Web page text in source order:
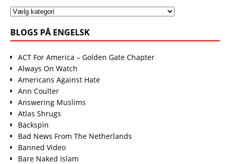
BLOGS PÅ ENGELSK
ACT For America – Golden Gate Chapter
Always On Watch
Americans Against Hate
Ann Coulter
Answering Muslims
Atlas Shrugs
Backspin
Bad News From The Netherlands
Banned Video
Bare Naked Islam